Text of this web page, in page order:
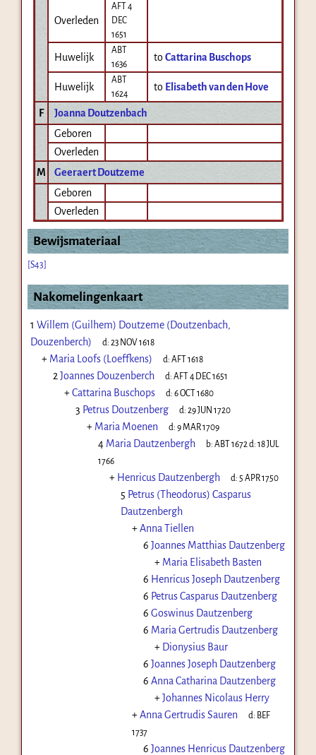
Overleden
AFT 4
DEC
1651
Huwelijk
ABT
1636
toCattarina Buschops
Huwelijk
ABT
1624
to Elisabeth van den Hove
F
Joanna Doutzenbach
Geboren
Overleden
M
Geeraert Doutzeme
Geboren
Overleden
Bewijsmateriaal
[S43]
Nakomelingenkaart
1 Willem (Guilhem) Doutzeme (Doutzenbach,
Douzenberch)
d:23 NOV 1618
+ Maria Loofs (Loeffkens) d:AFT 1618
2 Joannes Douzenberch d:AFT 4 DEC 1651
+Cattarina Buschops d:6 OCT 1680
3 Petrus Doutzenberg d:29 JUN 1720
+ Maria Moenen d:9 MAR 1709
4 Maria Dautzenbergh b:ABT 1672 d:18 JUL
1766
+ Henricus Dautzenbergh d: 5 APR 1750
5 Petrus (Theodorus) Casparus
Dautzenbergh
+Anna Tiellen
6 Joannes Matthias Dautzenberg
+ Maria Elisabeth Basten
6 Henricus Joseph Dautzenberg
6 Petrus Casparus Dautzenberg
6 Goswinus Dautzenberg
6 Maria Gertrudis Dautzenberg
+ Dionysius Baur
6 Joannes Joseph Dautzenberg
6 Anna Catharina Dautzenberg
+Johannes Nicolaus Herry
+Anna Gertrudis Sauren d: BEF
1737
6 Joannes Henricus Dautzenberg